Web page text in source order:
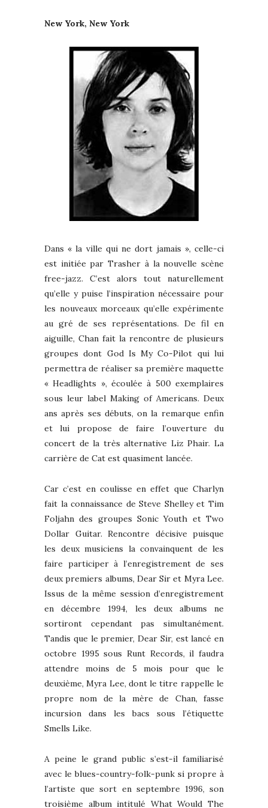
New York, New York
Dans « la ville qui ne dort jamais », celle-ci
est initiée par Trasher à la nouvelle scène
free-jazz. C’est alors tout naturellement
qu’elle y puise l’inspiration nécessaire pour
les nouveaux morceaux qu’elle expérimente
au gré de ses représentations. De fil en
aiguille, Chan fait la rencontre de plusieurs
groupes dont God Is My Co-Pilot qui lui
permettra de réaliser sa première maquette
« Headlights », écoulée à 500 exemplaires
sous leur label Making of Americans. Deux
ans après ses débuts, on la remarque enfin
et lui propose de faire l’ouverture du
concert de la très alternative Liz Phair. La
carrière de Cat est quasiment lancée.
Car c’est en coulisse en effet que Charlyn
fait la connaissance de Steve Shelley et Tim
Foljahn des groupes Sonic Youth et Two
Dollar Guitar. Rencontre décisive puisque
les deux musiciens la convainquent de les
faire participer à l’enregistrement de ses
deux premiers albums, Dear Sir et Myra Lee.
Issus de la même session d’enregistrement
en décembre 1994, les deux albums ne
sortiront cependant pas simultanément.
Tandis que le premier, Dear Sir, est lancé en
octobre 1995 sous Runt Records, il faudra
attendre moins de 5 mois pour que le
deuxième, Myra Lee, dont le titre rappelle le
propre nom de la mère de Chan, fasse
incursion dans les bacs sous l’étiquette
Smells Like.
A peine le grand public s’est-il familiarisé
avec le blues-country-folk-punk si propre à
l’artiste que sort en septembre 1996, son
troisième album intitulé What Would The